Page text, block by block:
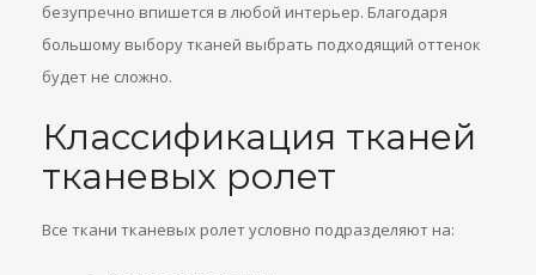
безупречно впишется в любой интерьер. Благодаря
большому выбору тканей выбрать подходящий оттенок
будет не сложно.
Классификация тканей
тканевых ролет
Все ткани тканевых ролет условно подразделяют на: